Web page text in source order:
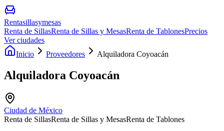
Rentasillasymesas
Renta de SillasRenta de Sillas y MesasRenta de TablonesPrecios
Ver ciudades
Inicio
Proveedores Alquiladora Coyoacán
Alquiladora Coyoacán
Ciudad de México
Renta de SillasRenta de Sillas y MesasRenta de Tablones